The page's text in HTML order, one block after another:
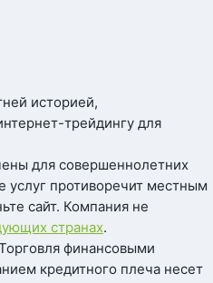
историей,
трейдингу для
для совершеннолетних
услуг противоречит местным
сайт. Компания не
странах.
финансовыми
кредитного плеча несет